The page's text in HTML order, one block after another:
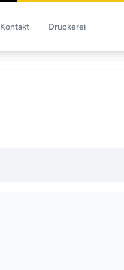
Kontakt Druckerei